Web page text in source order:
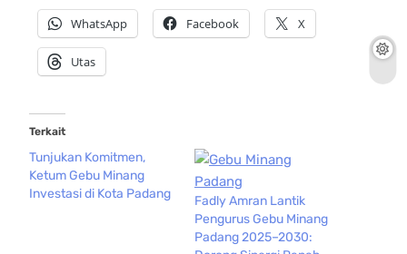
WhatsApp Facebook X
Utas
Terkait
Tunjukan Komitmen,
Ketum Gebu Minang
Investasi di Kota Padang
Fadly Amran Lantik
Pengurus Gebu Minang
Padang 2025–2030: